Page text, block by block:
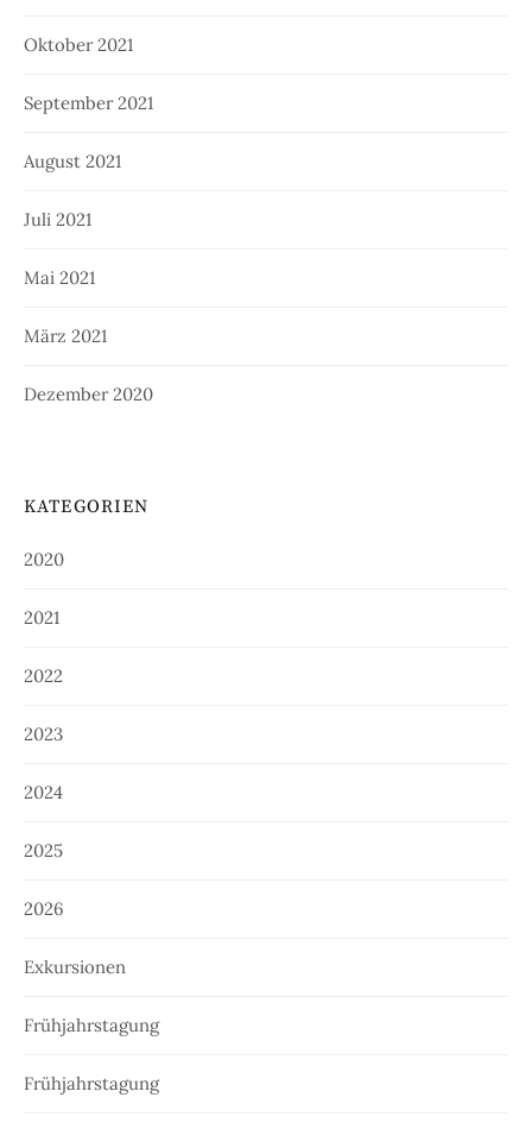
Oktober 2021
September 2021
August 2021
Juli 2021
Mai 2021
März 2021
Dezember 2020
KATEGORIEN
2020
2021
2022
2023
2024
2025
2026
Exkursionen
Frühjahrstagung
Frühjahrstagung